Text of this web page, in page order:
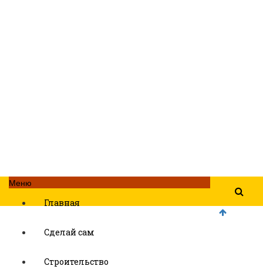
Меню
Главная
Сделай сам
Строительство